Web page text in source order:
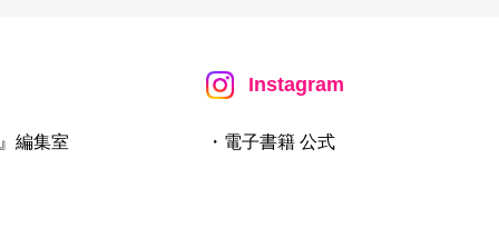
編集室
Instagram
・電子書籍 公式